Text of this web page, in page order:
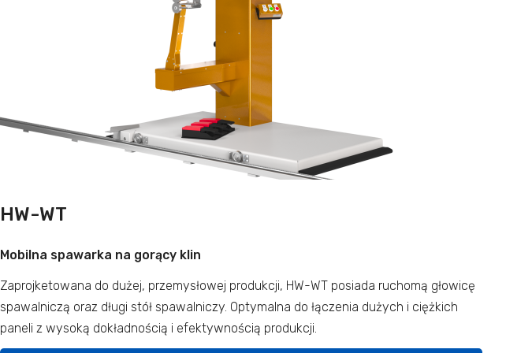
HW-WT
Mobilna spawarka na gorący klin
Zaprojketowana do dużej, przemysłowej produkcji, HW-WT posiada ruchomą głowicę
spawalniczą oraz długi stół spawalniczy. Optymalna do łączenia dużych i ciężkich
paneli z wysoką dokładnością i efektywnością produkcji.